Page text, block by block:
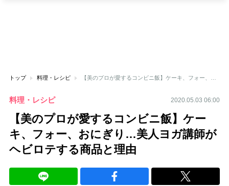
トップ 料理・レシピ
料理・レシピ 2020.05.03 06:00
【美のプロが愛するコンビニ飯】ケー
キ、フォー、おにぎり…美人ヨガ講師が
ヘビロテする商品と理由